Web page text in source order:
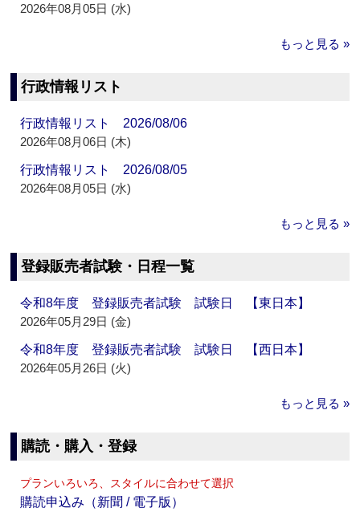
2026年08月05日 (水)
もっと見る »
行政情報リスト
行政情報リスト 2026/08/06
2026年08月06日 (木)
行政情報リスト 2026/08/05
2026年08月05日 (水)
もっと見る »
登録販売者試験・日程一覧
令和8年度 登録販売者試験 試験日 【東日本】
2026年05月29日 (金)
令和8年度 登録販売者試験 試験日 【西日本】
2026年05月26日 (火)
もっと見る »
購読・購入・登録
プランいろいろ、スタイルに合わせて選択
購読申込み（新聞 / 電子版）